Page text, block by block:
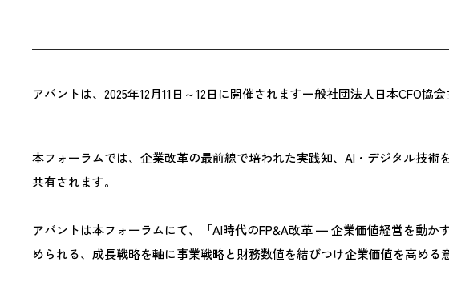
アバントは、2025年12月11日～12日に開催されます一般社団法人日本CFO協
本フォーラムでは、企業改革の最前線で培われた実践知、AI・デジタル技
共有されます。
アバントは本フォーラムにて、「AI時代のFP&A改革 ― 企業価値経営を動
められる、成長戦略を軸に事業戦略と財務数値を結びつけ企業価値を高める